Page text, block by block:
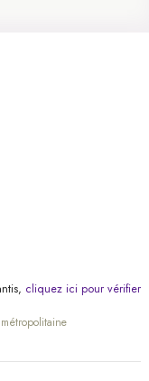
cliquez ici pour vérifier